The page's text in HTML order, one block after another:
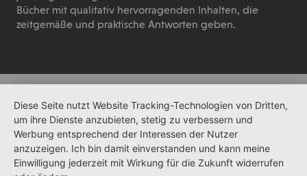
Bücher mit qualitativ hervorragenden Inhalten, die
zeitgemäße und praktische Antworten geben.
Diese Seite nutzt Website Tracking-Technologien von Dritten,
um ihre Dienste anzubieten, stetig zu verbessern und
Werbung entsprechend der Interessen der Nutzer
anzuzeigen. Ich bin damit einverstanden und kann meine
Einwilligung jederzeit mit Wirkung für die Zukunft widerrufen